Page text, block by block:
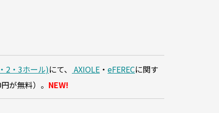
2・3ホール)にて、 AXIOLE ・ eFERECに関す
が無料）。 NEW!